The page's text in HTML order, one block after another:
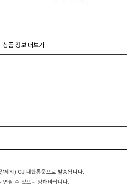
상품 정보 더보기
제외) CJ 대한통운으로 발송됩니다.
연될 수 있으니 양해바랍니다.